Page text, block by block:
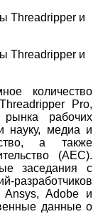
количество
Pro,
рабочих
науку, медиа и
а также
(AEC).
заседания с
разработчиков
Ansys, Adobe и
данные о